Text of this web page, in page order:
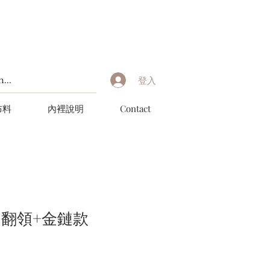
登入
料 內裡說明 Contact
領+金鏈款